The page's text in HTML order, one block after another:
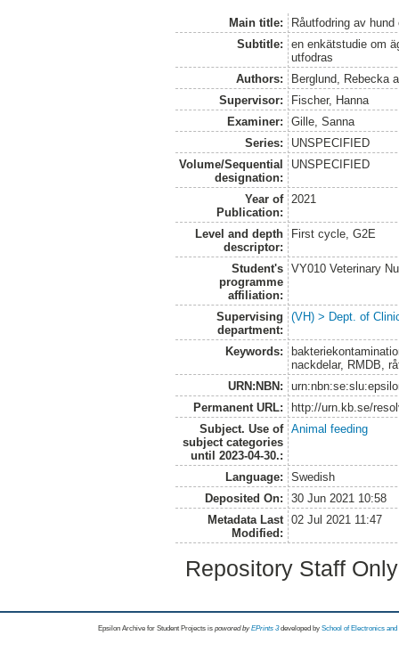
Main title:
Råutfodring av
Subtitle:
en enkätstudie om
utfodras
Authors:
Berglund, Rebecka
Supervisor:
Fischer, Hanna
Examiner:
Gille, Sanna
Series:
UNSPECIFIED
Volume/Sequential
designation:
UNSPECIFIED
Year of
Publication:
2021
Level and depth
descriptor:
First cycle, G2E
Student's
programme
affiliation:
VY010 Veterinary
Supervising
department:
(VH) > Dept. of
Keywords:
nackdelar, RMDB,
URN:NBN:
Permanent URL:
http://urn.kb.se/
Subject. Use of
subject categories
until 2023-04-30.:
Animal feeding
Language:
Swedish
Deposited On:
30 Jun 2021 10:58
Metadata Last
Modified:
02 Jul 2021 11:47
Repository Staff
Epsilon Archive for Student Projects is powored byEPrints 3 developed by School of Electronics